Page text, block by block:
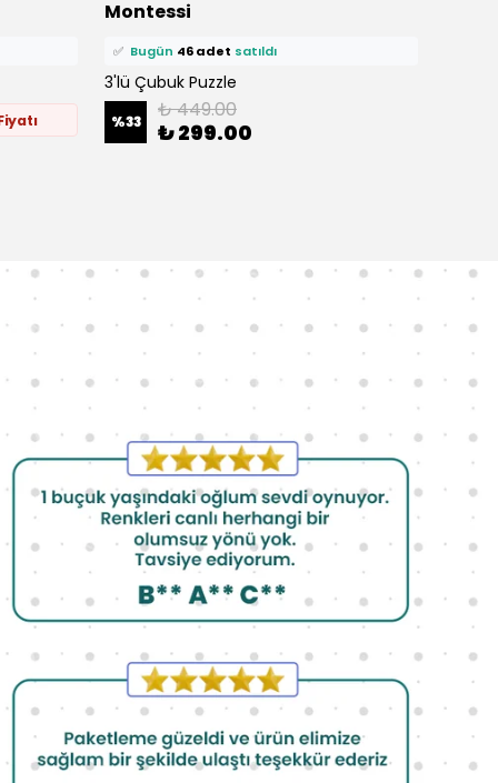
Montessi
🛒 90 kişisepetine ekledi!
✅ Bugün 46 adet satıldı
3'lü Çubuk Puzzle
%33 ₺ 449.00
₺ 299.00